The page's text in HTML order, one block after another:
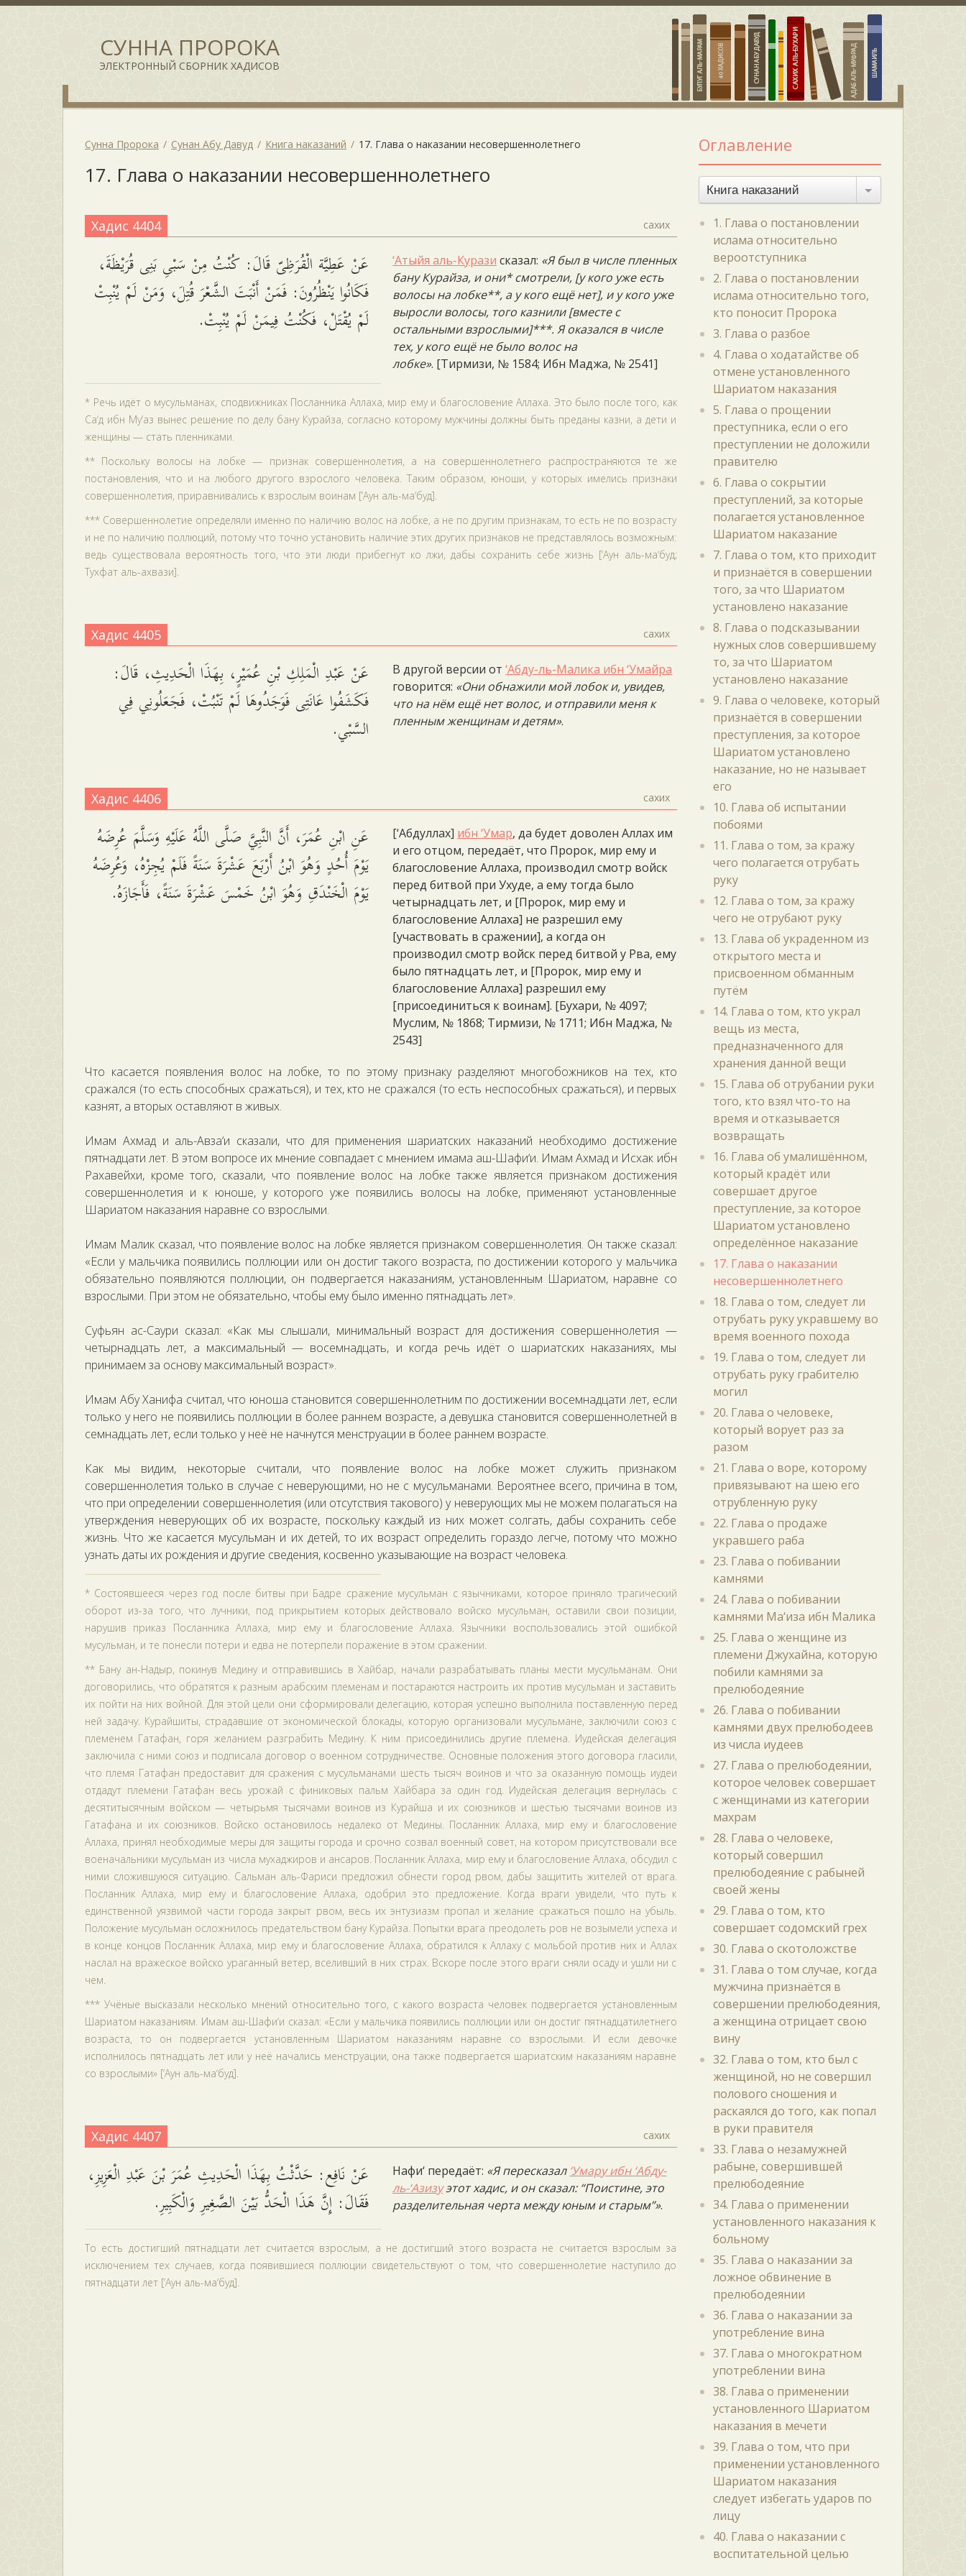
СУННА ПРОРОКА
ЭЛЕКТРОННЫЙ СБОРНИК ХАДИСОВ
Сунна Пророка Сунан Абу Давуд Книга наказаний 17. Глава о наказании несовершеннолетнего
17. Глава о наказании несовершеннолетнего
Хадис 4404 сахих
عَنْ عَطِيَّة الْقُرَظِىّ قَالَ: كُنْتُ مِنْ سَبْىِ بَنِى قُرَيْظَةَ،
فَكَانُوا يَنْظُرُونَ: فَمَنْ أَنْبَتَ الشَّعْرَ قُتِلَ، وَمَنْ لَمْ يُنْبِتْ
لَمْ يُقْتَلْ، فَكُنْتُ فِيمَنْ لَمْ يُنْبِتْ.
‘Атыйя аль-Курази сказал: «Я был в числе пленных
бану Курайза, и они* смотрели, [у кого уже есть
волосы на лобке**, а у кого ещё нет], и у кого уже
выросли волосы, того казнили [вместе с
остальными взрослыми]***. Я оказался в числе
тех, у кого ещё не было волос на
лобке». [Тирмизи, № 1584; Ибн Маджа, № 2541]
* Речь идёт о мусульманах, сподвижниках Посланника Аллаха, мир ему и благословение Аллаха. Это было после того, как
Са‘д ибн Му‘аз вынес решение по делу бану Курайза, согласно которому мужчины должны быть преданы казни, а дети и
женщины — стать пленниками.
** Поскольку волосы на лобке — признак совершеннолетия, а на совершеннолетнего распространяются те же
постановления, что и на любого другого взрослого человека. Таким образом, юноши, у которых имелись признаки
совершеннолетия, приравнивались к взрослым воинам [‘Аун аль-ма‘буд].
*** Совершеннолетие определяли именно по наличию волос на лобке, а не по другим признакам, то есть не по возрасту
и не по наличию поллюций, потому что точно установить наличие этих других признаков не представлялось возможным:
ведь существовала вероятность того, что эти люди прибегнут ко лжи, дабы сохранить себе жизнь [‘Аун аль-ма‘буд;
Тухфат аль-ахвази].
Хадис 4405 сахих
عَنْ عَبْدِ الْمَلِكِ بْنِ عُمَيْرٍ، بِهَذَا الْحَدِيثِ، قَالَ:
فَكَشَفُوا عَانَتِى فَوَجَدُوهَا لَمْ تَنْبُتْ، فَجَعَلُونِي فِي
السَّبْي.
В другой версии от‘Абду-ль-Малика ибн ‘Умайра
говорится: «Они обнажили мой лобок и, увидев,
что на нём ещё нет волос, и отправили меня к
пленным женщинам и детям».
Хадис 4406 сахих
عَنِ ابْنِ عُمَرَ، أَنَّ النَّبِيَّ صَلَّى اللَّهُ عَلَيْهِ وَسَلَّمَ عُرِضَهُ
يَوْمَ أُحُدٍ وَهُوَ ابْنُ أَرْبَعَ عَشْرَةَ سَنَةً فَلَمْ يُجِزْهُ، وَعُرِضَهُ
يَوْمَ الْخَنْدَقِ وَهُوَ ابْنُ خَمْسَ عَشْرَةَ سَنَةً، فَأَجَازَهُ.
[‘Абдуллах] ибн ‘Умар, да будет доволен Аллах им
и его отцом, передаёт, что Пророк, мир ему и
благословение Аллаха, производил смотр войск
перед битвой при Ухуде, а ему тогда было
четырнадцать лет, и [Пророк, мир ему и
благословение Аллаха] не разрешил ему
[участвовать в сражении], а когда он
производил смотр войск перед битвой у Рва, ему
было пятнадцать лет, и [Пророк, мир ему и
благословение Аллаха] разрешил ему
[присоединиться к воинам]. [Бухари, № 4097;
Муслим, № 1868; Тирмизи, № 1711; Ибн Маджа, №
2543]
Что касается появления волос на лобке, то по этому признаку разделяют многобожников на тех, кто
сражался (то есть способных сражаться), и тех, кто не сражался (то есть неспособных сражаться), и первых
казнят, а вторых оставляют в живых.
Имам Ахмад и аль-Авза‘и сказали, что для применения шариатских наказаний необходимо достижение
пятнадцати лет. В этом вопросе их мнение совпадает с мнением имама аш-Шафи‘и. Имам Ахмад и Исхак ибн
Рахавейхи, кроме того, сказали, что появление волос на лобке также является признаком достижения
совершеннолетия и к юноше, у которого уже появились волосы на лобке, применяют установленные
Шариатом наказания наравне со взрослыми.
Имам Малик сказал, что появление волос на лобке является признаком совершеннолетия. Он также сказал:
«Если у мальчика появились поллюции или он достиг такого возраста, по достижении которого у мальчика
обязательно появляются поллюции, он подвергается наказаниям, установленным Шариатом, наравне со
взрослыми. При этом не обязательно, чтобы ему было именно пятнадцать лет».
Суфьян ас-Саури сказал: «Как мы слышали, минимальный возраст для достижения совершеннолетия —
четырнадцать лет, а максимальный — восемнадцать, и когда речь идёт о шариатских наказаниях, мы
принимаем за основу максимальный возраст».
Имам Абу Ханифа считал, что юноша становится совершеннолетним по достижении восемнадцати лет, если
только у него не появились поллюции в более раннем возрасте, а девушка становится совершеннолетней в
семнадцать лет, если только у неё не начнутся менструации в более раннем возрасте.
Как мы видим, некоторые считали, что появление волос на лобке может служить признаком
совершеннолетия только в случае с неверующими, но не с мусульманами. Вероятнее всего, причина в том,
что при определении совершеннолетия (или отсутствия такового) у неверующих мы не можем полагаться на
утверждения неверующих об их возрасте, поскольку каждый из них может солгать, дабы сохранить себе
жизнь. Что же касается мусульман и их детей, то их возраст определить гораздо легче, потому что можно
узнать даты их рождения и другие сведения, косвенно указывающие на возраст человека.
* Состоявшееся через год после битвы при Бадре сражение мусульман с язычниками, которое приняло трагический
оборот из-за того, что лучники, под прикрытием которых действовало войско мусульман, оставили свои позиции,
нарушив приказ Посланника Аллаха, мир ему и благословение Аллаха. Язычники воспользовались этой ошибкой
мусульман, и те понесли потери и едва не потерпели поражение в этом сражении.
** Бану ан-Надыр, покинув Медину и отправившись в Хайбар, начали разрабатывать планы мести мусульманам. Они
договорились, что обратятся к разным арабским племенам и постараются настроить их против мусульман и заставить
их пойти на них войной. Для этой цели они сформировали делегацию, которая успешно выполнила поставленную перед
ней задачу. Курайшиты, страдавшие от экономической блокады, которую организовали мусульмане, заключили союз с
племенем Гатафан, горя желанием разграбить Медину. К ним присоединились другие племена. Иудейская делегация
заключила с ними союз и подписала договор о военном сотрудничестве. Основные положения этого договора гласили,
что племя Гатафан предоставит для сражения с мусульманами шесть тысяч воинов и что за оказанную помощь иудеи
отдадут племени Гатафан весь урожай с финиковых пальм Хайбара за один год. Иудейская делегация вернулась с
десятитысячным войском — четырьмя тысячами воинов из Курайша и их союзников и шестью тысячами воинов из
Гатафана и их союзников. Войско остановилось недалеко от Медины. Посланник Аллаха, мир ему и благословение
Аллаха, принял необходимые меры для защиты города и срочно созвал военный совет, на котором присутствовали все
военачальники мусульман из числа мухаджиров и ансаров. Посланник Аллаха, мир ему и благословение Аллаха, обсудил с
ними сложившуюся ситуацию. Сальман аль-Фариси предложил обнести город рвом, дабы защитить жителей от врага.
Посланник Аллаха, мир ему и благословение Аллаха, одобрил это предложение. Когда враги увидели, что путь к
единственной уязвимой части города закрыт рвом, весь их энтузиазм пропал и желание сражаться пошло на убыль.
Положение мусульман осложнилось предательством бану Курайза. Попытки врага преодолеть ров не возымели успеха и
в конце концов Посланник Аллаха, мир ему и благословение Аллаха, обратился к Аллаху с мольбой против них и Аллах
наслал на вражеское войско ураганный ветер, вселивший в них страх. Вскоре после этого враги сняли осаду и ушли ни с
чем.
*** Учёные высказали несколько мнений относительно того, с какого возраста человек подвергается установленным
Шариатом наказаниям. Имам аш-Шафи‘и сказал: «Если у мальчика появились поллюции или он достиг пятнадцатилетнего
возраста, то он подвергается установленным Шариатом наказаниям наравне со взрослыми. И если девочке
исполнилось пятнадцать лет или у неё начались менструации, она также подвергается шариатским наказаниям наравне
со взрослыми» [‘Аун аль-ма‘буд].
Хадис 4407 сахих
عَنْ نَافِع: حَدَّثْتُ بِهَذَا الْحَدِيثِ عُمَرَ بْنَ عَبْدِ الْعَزِيزِ،
فَقَالَ: إِنَّ هَذَا الْحَدُّ بَيْنَ الصَّغِيرِ وَالْكَبِيرِ.
Нафи‘ передаёт: «Я пересказал ‘Умару ибн ‘Абду-
ль-‘Азизуэтот хадис, и он сказал: “Поистине, это
разделительная черта между юным и старым”».
То есть достигший пятнадцати лет считается взрослым, а не достигший этого возраста не считается взрослым за
исключением тех случаев, когда появившиеся поллюции свидетельствуют о том, что совершеннолетие наступило до
пятнадцати лет [‘Аун аль-ма‘буд].
Оглавление
Книга наказаний
1. Глава о постановлении
ислама относительно
вероотступника
2. Глава о постановлении
ислама относительно того,
кто поносит Пророка
3. Глава о разбое
4. Глава о ходатайстве об
отмене установленного
Шариатом наказания
5. Глава о прощении
преступника, если о его
преступлении не доложили
правителю
6. Глава о сокрытии
преступлений, за которые
полагается установленное
Шариатом наказание
7. Глава о том, кто приходит
и признаётся в совершении
того, за что Шариатом
установлено наказание
8. Глава о подсказывании
нужных слов совершившему
то, за что Шариатом
установлено наказание
9. Глава о человеке, который
признаётся в совершении
преступления, за которое
Шариатом установлено
наказание, но не называет
его
10. Глава об испытании
побоями
11. Глава о том, за кражу
чего полагается отрубать
руку
12. Глава о том, за кражу
чего не отрубают руку
13. Глава об украденном из
открытого места и
присвоенном обманным
путём
14. Глава о том, кто украл
вещь из места,
предназначенного для
хранения данной вещи
15. Глава об отрубании руки
того, кто взял что-то на
время и отказывается
возвращать
16. Глава об умалишённом,
который крадёт или
совершает другое
преступление, за которое
Шариатом установлено
определённое наказание
17. Глава о наказании
несовершеннолетнего
18. Глава о том, следует ли
отрубать руку укравшему во
время военного похода
19. Глава о том, следует ли
отрубать руку грабителю
могил
20. Глава о человеке,
который ворует раз за
разом
21. Глава о воре, которому
привязывают на шею его
отрубленную руку
22. Глава о продаже
укравшего раба
23. Глава о побивании
камнями
24. Глава о побивании
камнями Ма‘иза ибн Малика
25. Глава о женщине из
племени Джухайна, которую
побили камнями за
прелюбодеяние
26. Глава о побивании
камнями двух прелюбодеев
из числа иудеев
27. Глава о прелюбодеянии,
которое человек совершает
с женщинами из категории
махрам
28. Глава о человеке,
который совершил
прелюбодеяние с рабыней
своей жены
29. Глава о том, кто
совершает содомский грех
30. Глава о скотоложстве
31. Глава о том случае, когда
мужчина признаётся в
совершении прелюбодеяния,
а женщина отрицает свою
вину
32. Глава о том, кто был с
женщиной, но не совершил
полового сношения и
раскаялся до того, как попал
в руки правителя
33. Глава о незамужней
рабыне, совершившей
прелюбодеяние
34. Глава о применении
установленного наказания к
больному
35. Глава о наказании за
ложное обвинение в
прелюбодеянии
36. Глава о наказании за
употребление вина
37. Глава о многократном
употреблении вина
38. Глава о применении
установленного Шариатом
наказания в мечети
39. Глава о том, что при
применении установленного
Шариатом наказания
следует избегать ударов по
лицу
40. Глава о наказании с
воспитательной целью